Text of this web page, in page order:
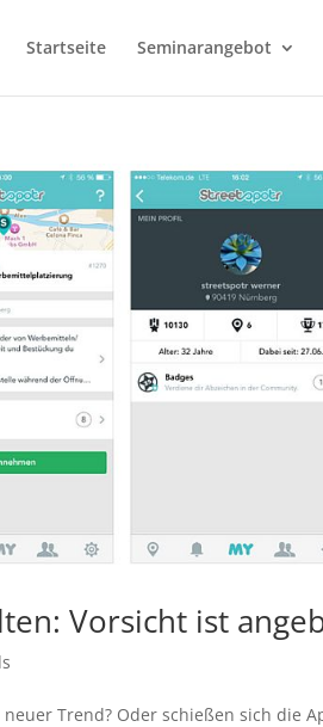
Startseite Seminarangebot
Vorsicht ist
Trend? Oder schießen sich die